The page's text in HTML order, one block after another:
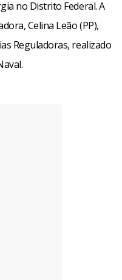
no Distrito Federal. A
Celina Leão (PP),
Reguladoras, realizado